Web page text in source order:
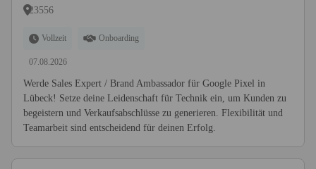
23556
Vollzeit Onboarding
07.08.2026
Werde Sales Expert / Brand Ambassador für Google Pixel in
Lübeck! Setze deine Leidenschaft für Technik ein, um Kunden zu
begeistern und Verkaufsabschlüsse zu generieren. Flexibilität und
Teamarbeit sind entscheidend für deinen Erfolg.